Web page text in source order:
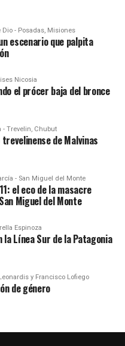
Dio - Posadas, Misiones
escenario que palpita
Nicosia
el prócer baja del bronce
- Trevelin, Chubut
de Malvinas
- San Miguel del Monte
el eco de la masacre
Miguel del Monte
Espinoza
Línea Sur de la Patagonia
y Francisco Lofiego
de género